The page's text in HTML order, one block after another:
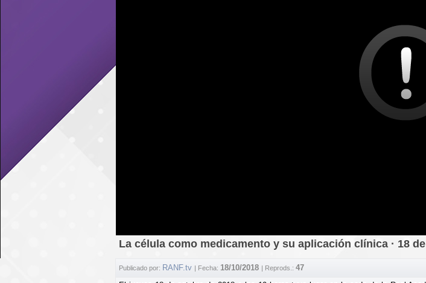
La célula como medicamento y su aplicación clínica · 18
Publicado por: RANF.tv | Fecha: 18/10/2018 | Reprods.: 47